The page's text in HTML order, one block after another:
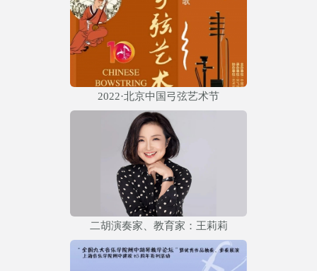
2022·北京中国弓弦艺术节
二胡演奏家、教育家：王莉莉